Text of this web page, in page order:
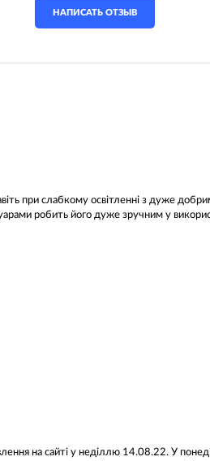
НАПИСАТЬ ОТЗЫВ
при слабкому освітленні з дуже
робить його дуже зручним у
на сайті у неділлю 14.08.22. У